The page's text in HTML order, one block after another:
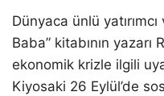
Dünyaca ünlü
Baba” kitabının
ekonomik krizle ilgili
Kiyosaki 26 Eylül’de